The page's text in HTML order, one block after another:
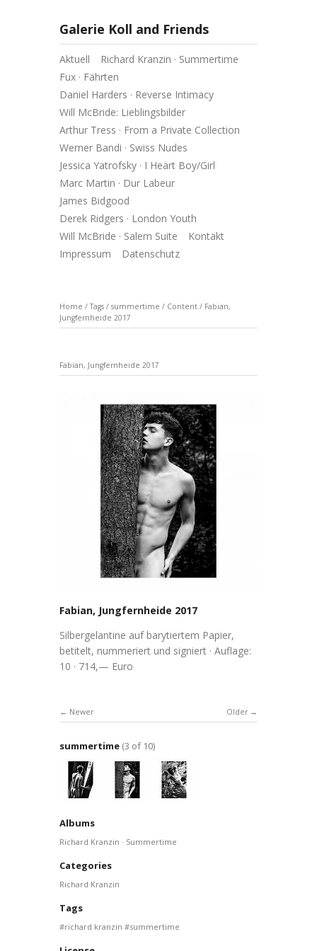
Galerie Koll and Friends
Aktuell
Richard Kranzin · Summertime
Fux · Fährten
Daniel Harders · Reverse Intimacy
Will McBride: Lieblingsbilder
Arthur Tress · From a Private Collection
Werner Bandi · Swiss Nudes
Jessica Yatrofsky · I Heart Boy/Girl
Marc Martin · Dur Labeur
James Bidgood
Derek Ridgers · London Youth
Will McBride · Salem Suite
Kontakt
Impressum
Datenschutz
Home /Tags / summertime / Content / Fabian,
Jungfernheide 2017
Fabian, Jungfernheide 2017
Fabian, Jungfernheide 2017
Silbergelantine auf barytiertem Papier,
betitelt, nummeriert und signiert · Auflage:
10 · 714,— Euro
Older
Newer
summertime (3 of 10)
Albums
Richard Kranzin · Summertime
Categories
Richard Kranzin
Tags
richard kranzin summertime